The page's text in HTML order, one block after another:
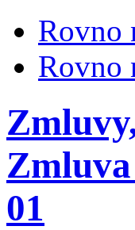
Rovno
Rovno
01